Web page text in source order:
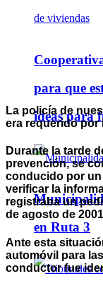
para que
ideas para
en Ruta 3
La policía de
era requerido por
Durante la tarde
prevención, se
conducido por un
verificar la
registraba un
de agosto de
Ante esta
automóvil para
conductor fue